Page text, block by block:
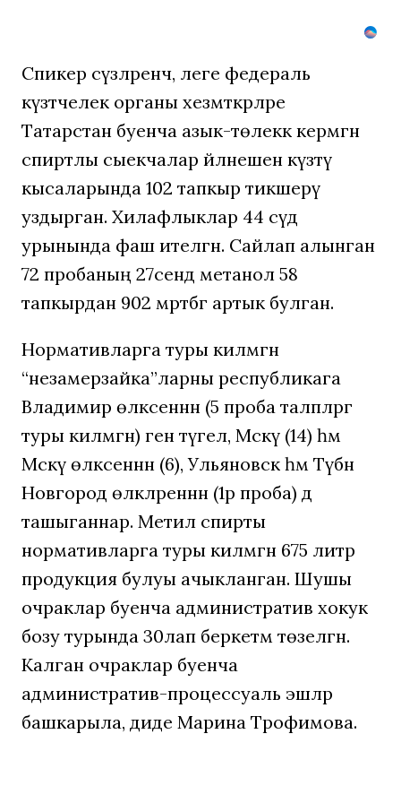
Спикер сүзләренчә, әлеге федераль
күзәтчелек органы хезмәткәрләре
Татарстан буенча азык-төлеккә кермәгән
спиртлы сыекчалар әйләнешен күзәтү
кысаларында 102 тапкыр тикшерү
уздырган. Хилафлыклар 44 сәүдә
урынында фаш ителгән. Сайлап алынган
72 пробаның 27сендә метанол 58
тапкырдан 902 мәртәбәгә артык булган.
Нормативларга туры килмәгән
“незамерзайка”ларны республикага
Владимир өлкәсеннән (5 проба таләпләргә
туры килмәгән) генә түгел, Мәскәү (14) һәм
Мәскәү өлкәсеннән (6), Ульяновск һәм Түбән
Новгород өлкәләреннән (1әр проба) дә
ташыганнар. Метил спирты
нормативларга туры килмәгән 675 литр
продукция булуы ачыкланган. Шушы
очраклар буенча административ хокук
бозу турында 30лап беркетмә төзелгән.
Калган очраклар буенча
административ-процессуаль эшләр
башкарыла, диде Марина Трофимова.